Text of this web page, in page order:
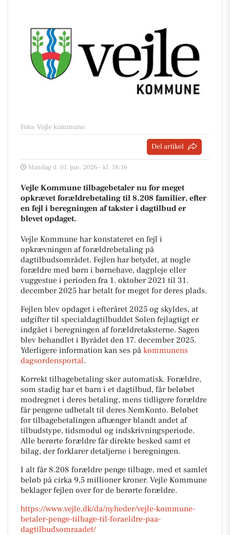
Foto: Vejle kommune.
Del artikel
Mandag d. 01. jun. 2026 - kl. 18:16
Vejle Kommune tilbagebetaler nu for meget
opkrævet forældrebetaling til 8.208 familier, efter
en fejl i beregningen af takster i dagtilbud er
blevet opdaget.
Vejle Kommune har konstateret en fejl i
opkrævningen af forældrebetaling på
dagtilbudsområdet. Fejlen har betydet, at nogle
forældre med børn i børnehave, dagpleje eller
vuggestue i perioden fra 1. oktober 2021 til 31.
december 2025 har betalt for meget for deres plads.
Fejlen blev opdaget i efteråret 2025 og skyldes, at
udgifter til specialdagtilbuddet Solen fejlagtigt er
indgået i beregningen af forældretaksterne. Sagen
blev behandlet i Byrådet den 17. december 2025.
Yderligere information kan ses på kommunens
dagsordensportal.
Korrekt tilbagebetaling sker automatisk. Forældre,
som stadig har et barn i et dagtilbud, får beløbet
modregnet i deres betaling, mens tidligere forældre
får pengene udbetalt til deres NemKonto. Beløbet
for tilbagebetalingen afhænger blandt andet af
tilbudstype, tidsmodul og indskrivningsperiode.
Alle berørte forældre får direkte besked samt et
bilag, der forklarer detaljerne i beregningen.
I alt får 8.208 forældre penge tilbage, med et samlet
beløb på cirka 9,5 millioner kroner. Vejle Kommune
beklager fejlen over for de berørte forældre.
https://www.vejle.dk/da/nyheder/vejle-kommune-
betaler-penge-tilbage-til-foraeldre-paa-
dagtilbudsomraadet/